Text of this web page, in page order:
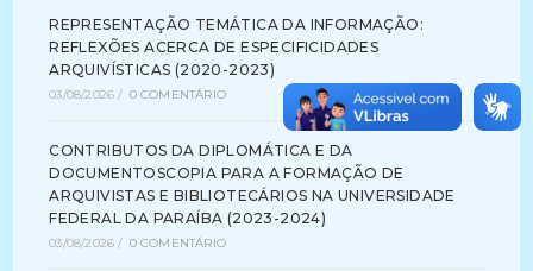
REPRESENTAÇÃO TEMÁTICA DA INFORMAÇÃO:
REFLEXÕES ACERCA DE ESPECIFICIDADES
ARQUIVÍSTICAS (2020-2023)
03/08/2026 / 0 COMENTÁRIO
CONTRIBUTOS DA DIPLOMÁTICA E DA
DOCUMENTOSCOPIA PARA A FORMAÇÃO DE
ARQUIVISTAS E BIBLIOTECÁRIOS NA UNIVERSIDADE
FEDERAL DA PARAÍBA (2023-2024)
03/08/2026 / 0 COMENTÁRIO